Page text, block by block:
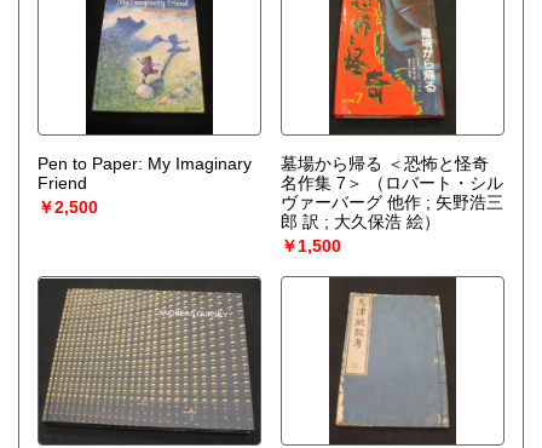
Pen to Paper: My Imaginary
Friend
￥2,500
墓場から帰る ＜恐怖と怪奇
名作集 7＞
（ロバート・シル
ヴァーバーグ 他作 ; 矢野浩三
郎 訳 ; 大久保浩 絵）
￥1,500